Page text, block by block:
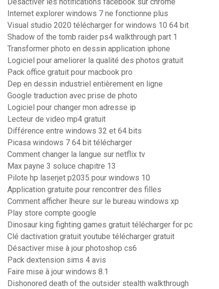
Désactiver les notifications facebook sur chrome
Internet explorer windows 7 ne fonctionne plus
Visual studio 2020 télécharger for windows 10 64 bit
Shadow of the tomb raider ps4 walkthrough part 1
Transformer photo en dessin application iphone
Logiciel pour ameliorer la qualité des photos gratuit
Pack office gratuit pour macbook pro
Dep en dessin industriel entièrement en ligne
Google traduction avec prise de photo
Logiciel pour changer mon adresse ip
Lecteur de video mp4 gratuit
Différence entre windows 32 et 64 bits
Picasa windows 7 64 bit télécharger
Comment changer la langue sur netflix tv
Max payne 3 soluce chapitre 13
Pilote hp laserjet p2035 pour windows 10
Application gratuite pour rencontrer des filles
Comment afficher lheure sur le bureau windows xp
Play store compte google
Dinosaur king fighting games gratuit télécharger for pc
Clé dactivation gratuit youtube télécharger gratuit
Désactiver mise à jour photoshop cs6
Pack dextension sims 4 avis
Faire mise à jour windows 8.1
Dishonored death of the outsider stealth walkthrough